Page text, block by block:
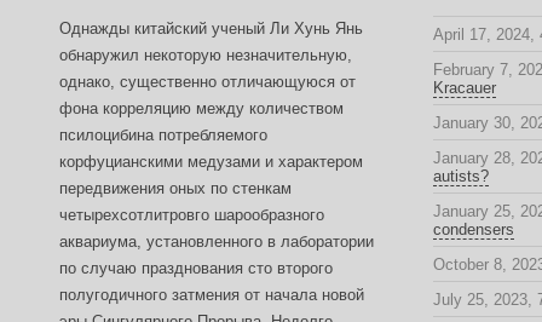
Однажды китайский ученый Ли Хунь Янь
обнаружил некоторую незначительную,
однако, существенно отличающуюся от
фона корреляцию между количеством
псилоцибина потребляемого
корфуцианскими медузами и характером
передвижения оных по стенкам
четырехсотлитровго шарообразного
аквариума, установленного в лаборатории
по случаю празднования сто второго
полугодичного затмения от начала новой
April 17, 2024,
February 7,
Kracauer
January 30,
January 28,
autists?
January 25,
condensers
October 8,
July 25, 2023,